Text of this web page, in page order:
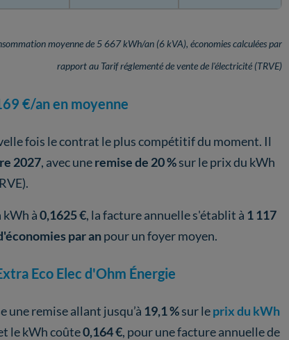
moyenne de 5 667 kWh/an (6 kVA), économies calculées par
rapport au Tarif réglementé de vente de l'électricité (TRVE)
€/an en moyenne
fois le contrat le plus compétitif du moment. Il
2027, avec uneremise de 20 %sur le prix du kWh
kWh à0,1625 €, la facture annuelle s'établit à 1 117
par anpour un foyer moyen.
Eco Elec d'Ohm Énergie
une remise allant jusqu’à 19,1 %sur leprix du kWh
le kWh coûte0,164 €, pour une facture annuelle de